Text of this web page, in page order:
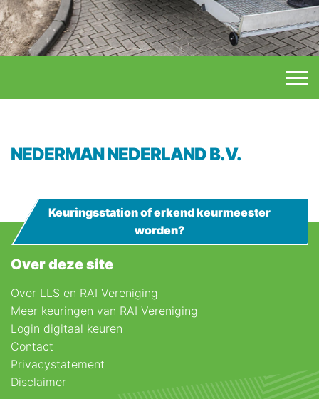
NEDERMAN NEDERLAND B.V.
Over deze site
Over LLS en RAI Vereniging
Meer keuringen van RAI Vereniging
Login digitaal keuren
Contact
Privacystatement
Disclaimer
Keuringsstation of erkend keurmeester
worden?